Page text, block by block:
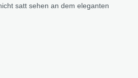
satt sehen an dem eleganten